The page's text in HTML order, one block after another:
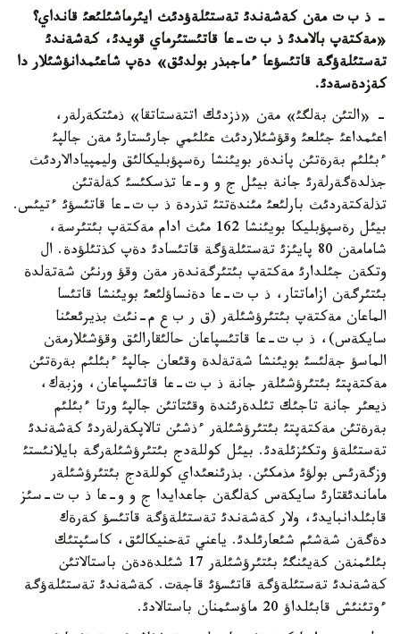
- ذ ب ت مةن كةشةندئ تةستئلةؤدئث ايئرماشئلئعئ قانداي؟
«مةكتةپ بالامدئ ذ ب ت-عا قاتئستئرماي قويدئ، كةشةندئ
تةستئلةؤگة قاتئسؤعا ءماجبذر بولدئق» دةپ شاعئمدانؤشئلار دا
كةزدةسةدئ.
- «التئن بةلگئ» مةن «ذزدئك اتتةستاتقا» ذمئتكةرلةر،
اعئمداعئ جئلعئ وقؤشئلاردئث عئلئمي جارئستارئ مةن جالپئ
ءبئلئم بةرةتئن پاندةر بويئنشا رةسپؤبليكالئق وليمپيادالاردئث
جذلدةگةرلةرئ جانة بيئل ج و و-عا تذسكئسئ كةلةتئن
تذلةكتةردئث بارلئعئ مئندةتتئ تذردة ذ ب ت-عا قاتئسؤئ ءتيئس.
بيئل رةسپؤبليكا بويئنشا 162 مئث ادام مةكتةپ بئتئرسة،
شامامةن 80 پايئزئ تةستئلةؤگة قاتئسادئ دةپ كذتئلؤدة. ال
وتكةن جئلدارئ مةكتةپ بئتئرگةندةر مةن وقؤ ورنئن شةتةلدة
بئتئرگةن ازاماتتار، ذ ب ت-عا دةنساؤلئعئ بويئنشا قاتئسا
الماعان مةكتةپ بئتئرؤشئلةر (ق ر ب ع م-نئث بذيرئعئنا
سايكةس)، ذ ب ت-عا قاتئسپاعان حالئقارالئق وقؤشئلارمةن
الماسؤ جةلئسئ بويئنشا شةتةلدة وقئعان جالپئ ءبئلئم بةرةتئن
مةكتةپتئ بئتئرؤشئلةر جانة ذ ب ت-عا قاتئسپاعان، وزبةك،
ذيعئر جانة تاجئك تئلدةرئندة وقئتاتئن جالپئ ورتا ءبئلئم
بةرةتئن مةكتةپتئ بئتئرؤشئلةر ءذشئن تالاپكةرلةردئ كةشةندئ
تةستئلةؤ وتكئزئلةدئ. بيئل كوللةدج بئتئرؤشئلةرگة بايلانئستئ
وزگةرئس بولؤئ مذمكئن. بذرئنعئداي كوللةدج بئتئرؤشئلةر
ماماندئقتارئ سايكةس كةلگةن جاعدايدا ج و و-عا ذ ب ت-سئز
قابئلدانبايدئ، ولار كةشةندئ تةستئلةؤگة قاتئسؤ كةرةك
دةگةن شةشئم شئعارئلدئ. ياعني تةحنيكالئق، كاسئپتئك
بئلئمنةن كةيئنگئ بئتئرؤشئلةر 17 شئلدةدةن باستالاتئن
كةشةندئ تةستئلةؤگة قاتئسؤئ قاجةت. كةشةندئ تةستئلةؤگة
ءوتئنئش قابئلداؤ 20 ماؤسئمنان باستالادئ.